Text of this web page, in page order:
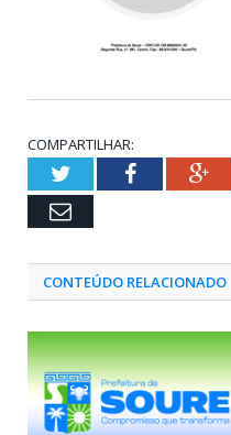
COMPARTILHAR:
TwitterFacebook
Email
CONTEÚDO RELACIONADO